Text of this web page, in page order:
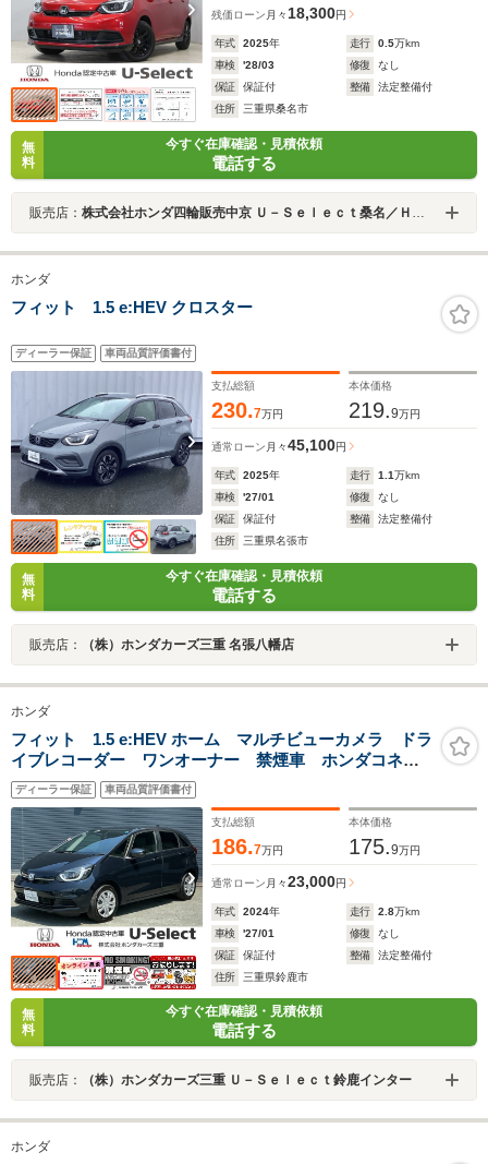
残価ローン 月々 18,300円
年式 2025年 走行 0.5万km
車検
'28/03 修復
なし
保証
保証付 整備
法定整備付
住所
三重県桑名市
無
料
今すぐ在庫確認・見積依頼
電話する
販売店： 株式会社ホンダ四輪販売中京 Ｕ－Ｓｅｌｅｃｔ桑名／Ｈｏｎｄａ Ｃａｒｓ 三重東
ホンダ
フィット 1.5 e:HEV クロスター
ディーラー保証 車両品質評価書付
支払総額
230.7万円
本体価格
219.9万円
通常ローン 月々45,100円
年式 2025年 走行 1.1万km
車検
'27/01 修復
なし
保証
保証付 整備
法定整備付
住所
三重県名張市
無
料
今すぐ在庫確認・見積依頼
電話する
販売店： （株）ホンダカーズ三重 名張八幡店
ホンダ
フィット 1.5 e:HEV ホーム マルチビューカメラ ドラ
イブレコーダー ワンオーナー 禁煙車 ホンダコネク
トナビ フルセグTV Bluetooth バックカメラ ETC
LEDヘッドライト ホンダセンシング 電子パーキング
ディーラー保証 車両品質評価書付
支払総額
186.7万円
本体価格
175.9万円
通常ローン 月々23,000円
年式 2024年 走行 2.8万km
車検
'27/01 修復
なし
保証
保証付 整備
法定整備付
住所
三重県鈴鹿市
無
料
今すぐ在庫確認・見積依頼
電話する
販売店： （株）ホンダカーズ三重 Ｕ－Ｓｅｌｅｃｔ鈴鹿インター
ホンダ